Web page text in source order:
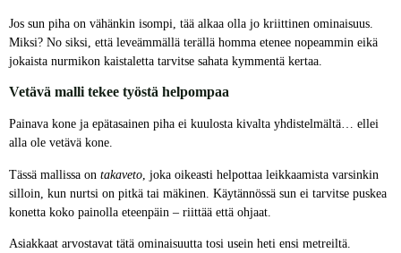
Jos sun piha on vähänkin isompi, tää alkaa olla jo kriittinen ominaisuus.
Miksi? No siksi, että leveämmällä terällä homma etenee nopeammin eikä
jokaista nurmikon kaistaletta tarvitse sahata kymmentä kertaa.
Vetävä malli tekee työstä helpompaa
Painava kone ja epätasainen piha ei kuulosta kivalta yhdistelmältä… ellei
alla ole vetävä kone.
Tässä mallissa on takaveto , joka oikeasti helpottaa leikkaamista varsinkin
silloin, kun nurtsi on pitkä tai mäkinen. Käytännössä sun ei tarvitse puskea
konetta koko painolla eteenpäin – riittää että ohjaat.
Asiakkaat arvostavat tätä ominaisuutta tosi usein heti ensi metreiltä.